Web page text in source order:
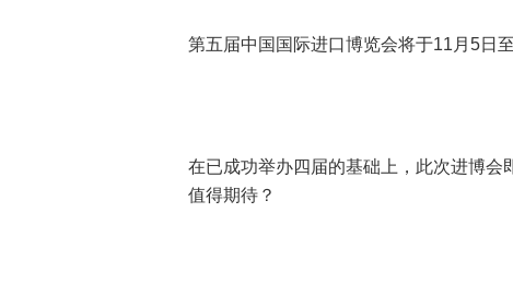
第五届中国国际进口博览会将于11月5日
在已成功举办四届的基础上，此次进博
值得期待？